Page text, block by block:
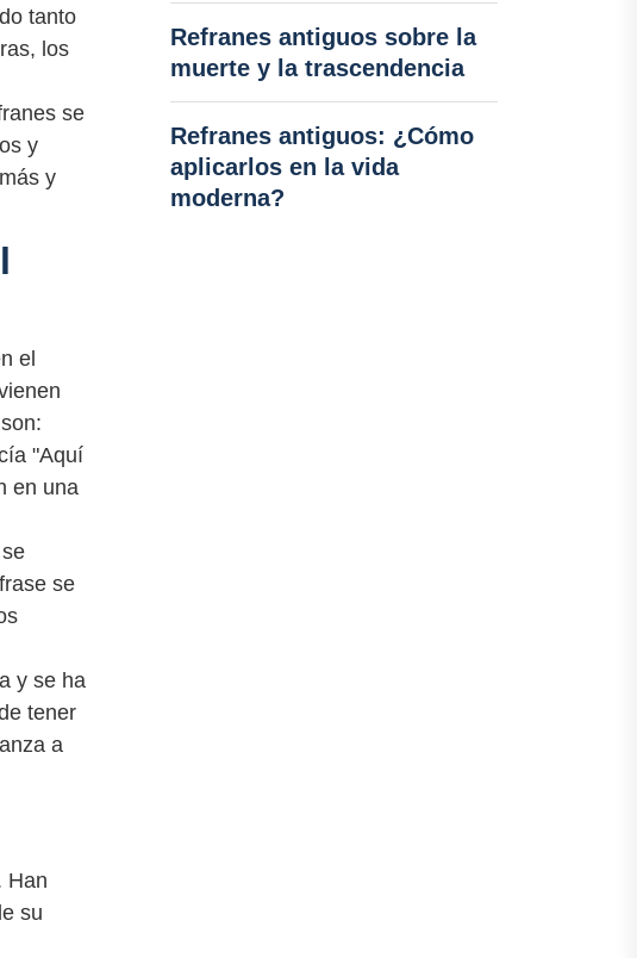
tanto
los
se
y
y
el
"Aquí
en una
se
y se ha
tener
a
Han
su
Refranes antiguos sobre la
muerte y la trascendencia
Refranes antiguos: ¿Cómo
aplicarlos en la vida
moderna?